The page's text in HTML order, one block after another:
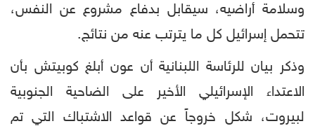
وسلامة أراضيه، سيقابل بدفاع مشروع عن النفس،
تتحمل إسرائيل كل ما يترتب عنه من نتائج.
وذكر بيان للرئاسة اللبنانية أن عون أبلغ كوبيتش بأن
الاعتداء الإسرائيلي الأخير على الضاحية الجنوبية
لبيروت، شكل خروجاً عن قواعد الاشتباك التي تم